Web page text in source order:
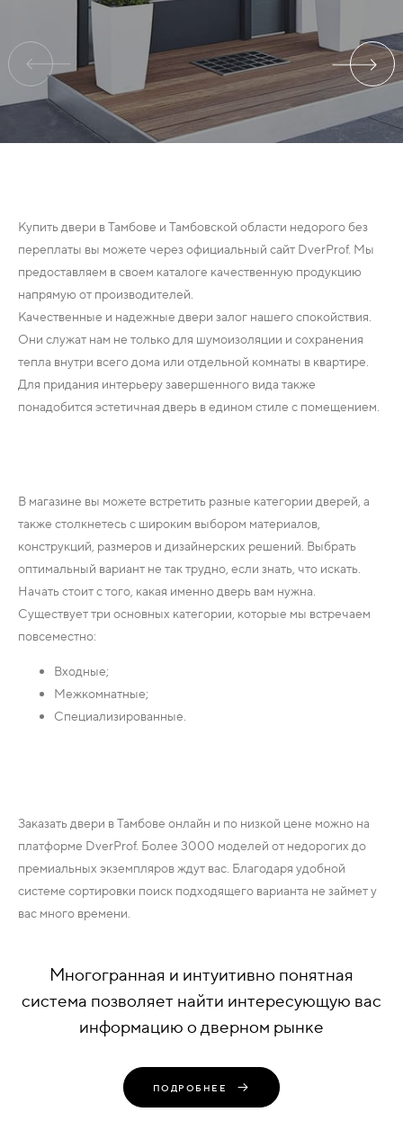
Купить двери в Тамбове и Тамбовской области недорого без
переплаты вы можете через официальный сайт DverProf. Мы
предоставляем в своем каталоге качественную продукцию
напрямую от производителей.
Качественные и надежные двери залог нашего спокойствия.
Они служат нам не только для шумоизоляции и сохранения
тепла внутри всего дома или отдельной комнаты в квартире.
Для придания интерьеру завершенного вида также
понадобится эстетичная дверь в едином стиле с помещением.
В магазине вы можете встретить разные категории дверей, а
также столкнетесь с широким выбором материалов,
конструкций, размеров и дизайнерских решений. Выбрать
оптимальный вариант не так трудно, если знать, что искать.
Начать стоит с того, какая именно дверь вам нужна.
Существует три основных категории, которые мы встречаем
повсеместно:
Входные;
Межкомнатные;
Специализированные.
Заказать двери в Тамбове онлайн и по низкой цене можно на
платформе DverProf. Более 3000 моделей от недорогих до
премиальных экземпляров ждут вас. Благодаря удобной
системе сортировки поиск подходящего варианта не займет у
вас много времени.
Многогранная и интуитивно понятная
система позволяет найти интересующую вас
информацию о дверном рынке
ПОДРОБНЕЕ